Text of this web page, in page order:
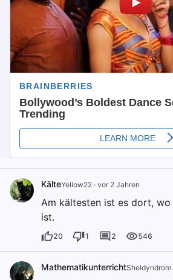
KälteYellow22 · vor 2 Jahren
Am kältesten ist es dort, wo
ist.
20 1 2 546
MathematikunterrichtSheldyndrom